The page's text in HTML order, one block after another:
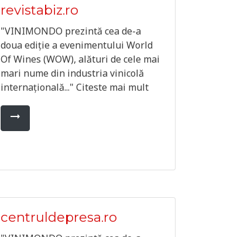
revistabiz.ro
"VINIMONDO prezintă cea de-a
doua ediție a evenimentului World
Of Wines (WOW), alături de cele mai
mari nume din industria vinicolă
internațională..." Citeste mai mult
arrow_right_alt
centruldepresa.ro